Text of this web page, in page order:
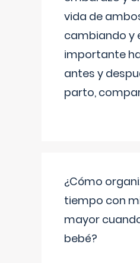
vida de
cambiando y
importante
antes y
parto,
¿Cómo
tiempo con
mayor
bebé?